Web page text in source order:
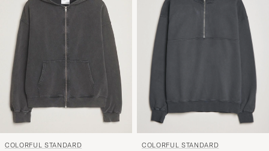
COLORFUL STANDARD COLORFUL STANDARD